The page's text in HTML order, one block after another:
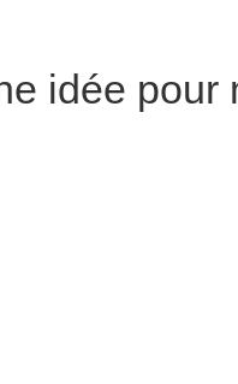
idée